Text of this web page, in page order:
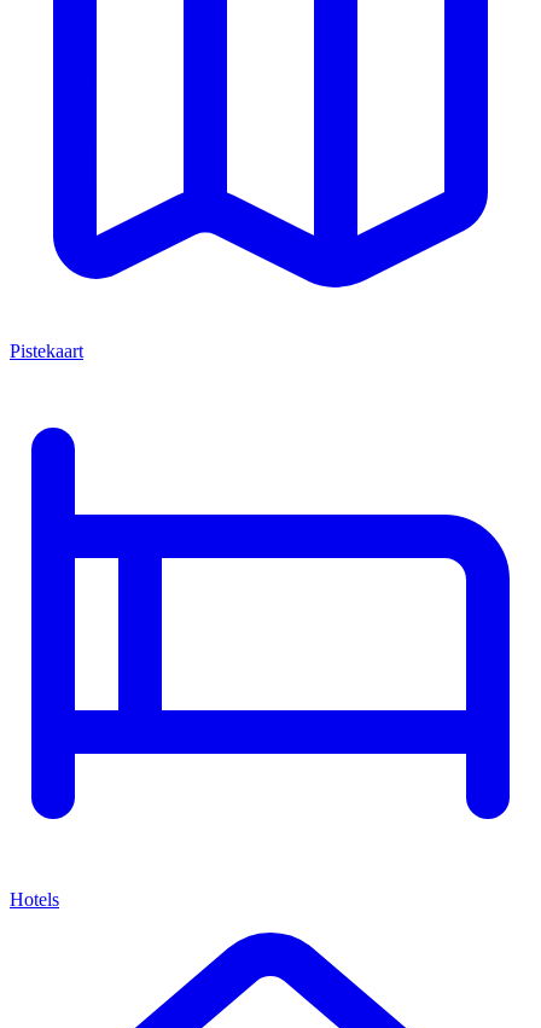
Pistekaart
Hotels